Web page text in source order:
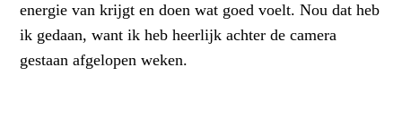
energie van krijgt en doen wat goed voelt. Nou dat heb
ik gedaan, want ik heb heerlijk achter de camera
gestaan afgelopen weken.